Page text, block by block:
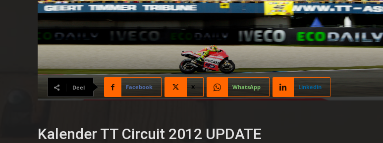
Deel Facebook X WhatsApp Linkedin
Kalender TT Circuit 2012 UPDATE